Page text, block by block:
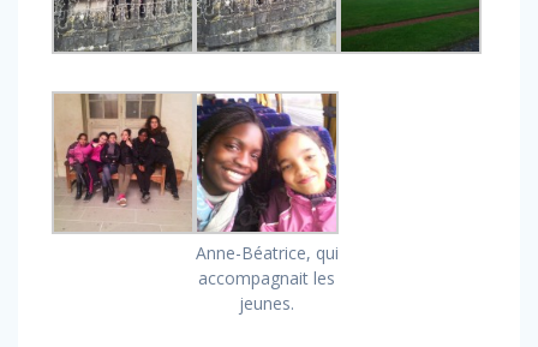
Anne-Béatrice, qui
accompagnait les
jeunes.